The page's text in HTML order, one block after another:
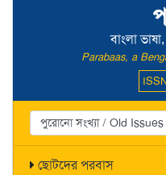
বাংলা
Parabaas, a
ছোটদের পরবাস